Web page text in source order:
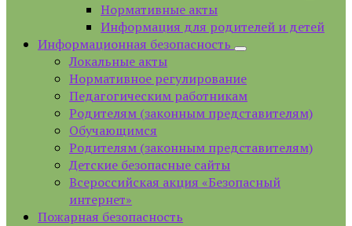
Нормативные акты
Информация для родителей и детей
Информационная безопасность
Локальные акты
Нормативное регулирование
Педагогическим работникам
Родителям (законным представителям)
Обучающимся
Родителям (законным представителям)
Детские безопасные сайты
Всероссийская акция «Безопасный
интернет»
Пожарная безопасность